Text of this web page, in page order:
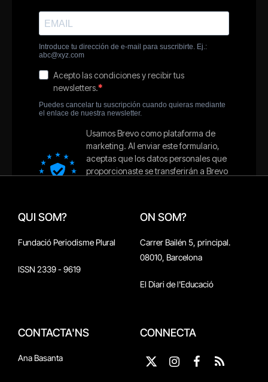
QUI SOM?
Fundació Periodisme Plural
ISSN 2339 - 9619
ON SOM?
Carrer Bailén 5, principal.
08010, Barcelona
El Diari de l'Educació
CONTACTA'NS
Ana Basanta
CONNECTA
X
Instagram
Facebook
RSS